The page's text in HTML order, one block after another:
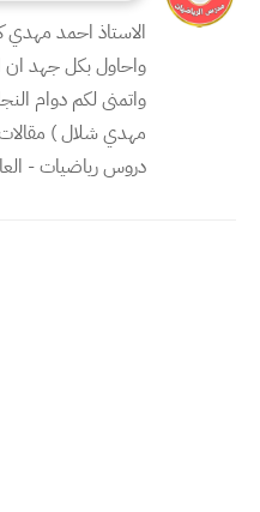
الاستاذ احمد مهدي
واحاول بكل جهد ان
واتمنى لكم دوام
مهدي شلال ) مقالات
دروس رياضيات -